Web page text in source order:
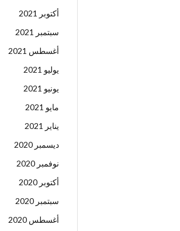
أكتوبر 2021
سبتمبر 2021
أغسطس 2021
يوليو 2021
يونيو 2021
مايو 2021
يناير 2021
ديسمبر 2020
نوفمبر 2020
أكتوبر 2020
سبتمبر 2020
أغسطس 2020